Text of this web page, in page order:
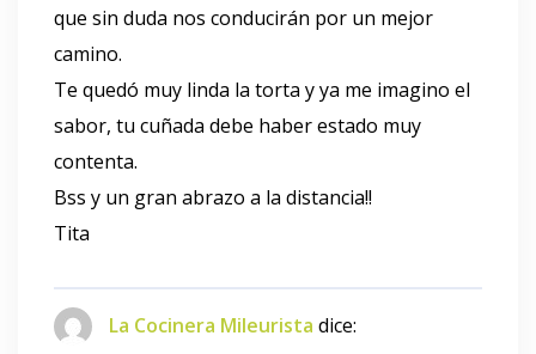
que sin duda nos conducirán por un mejor
camino.
Te quedó muy linda la torta y ya me imagino el
sabor, tu cuñada debe haber estado muy
contenta.
Bss y un gran abrazo a la distancia!!
Tita
La Cocinera Mileurista dice: